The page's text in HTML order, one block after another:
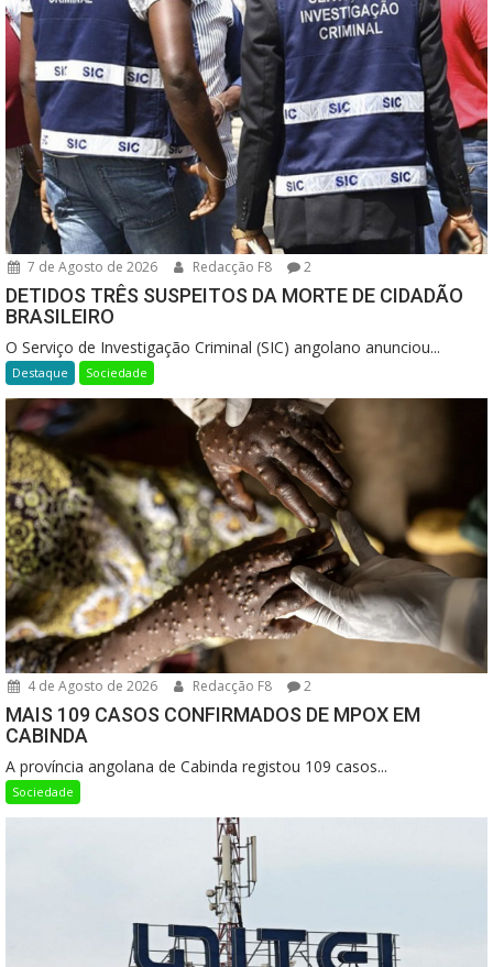
7 de Agosto de 2026 Redacção F8 2
DETIDOS TRÊS SUSPEITOS DA MORTE DE CIDADÃO
BRASILEIRO
O Serviço de Investigação Criminal (SIC) angolano anunciou...
Destaque Sociedade
4 de Agosto de 2026 Redacção F8 2
MAIS 109 CASOS CONFIRMADOS DE MPOX EM
CABINDA
A província angolana de Cabinda registou 109 casos...
Sociedade